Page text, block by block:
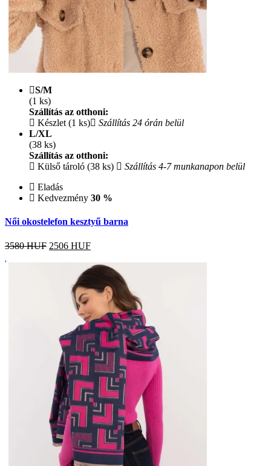
S/M
(1 ks)
Szállítás az otthoni:
Készlet (1 ks)
Szállítás 24 órán belül
L/XL
(38 ks)
Szállítás az otthoni:
Külső tároló (38 ks)
Szállítás 4-7 munkanapon belül
Eladás
Kedvezmény 30 %
Női okostelefon kesztyű barna
3580 HUF 2506 HUF